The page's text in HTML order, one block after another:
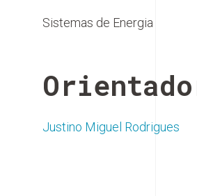
Sistemas de Energia
Justino Miguel Rodrigues